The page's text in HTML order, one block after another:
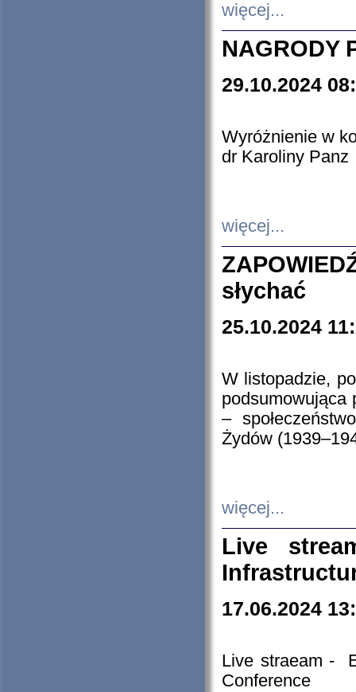
więcej...
NAGRODY
29.10.2024
Wyróżnienie w
dr Karoliny Panz
więcej...
słychać
25.10.2024
W listopadzie,
podsumowująca
–
Żydów
więcej...
Live
17.06.2024
Live straeam -
Conference